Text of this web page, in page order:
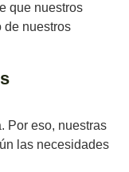
que nuestros
de nuestros
Por eso, nuestras
las necesidades